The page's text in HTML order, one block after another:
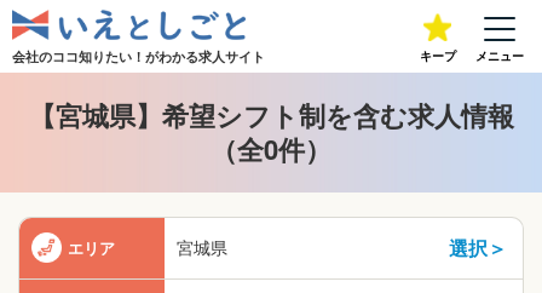
会社のココ知りたい！がわかる求人サイト キープ メニュー
【宮城県】希望シフト制を含む求人情報
（全0件）
エリア 宮城県 選択＞